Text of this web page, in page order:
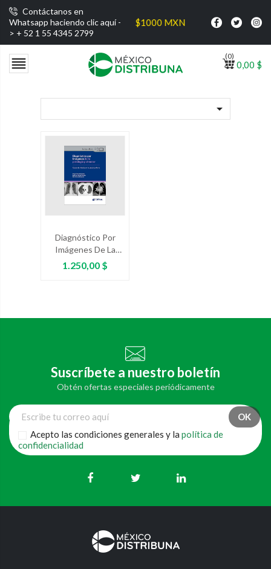
Contáctanos en
Whatsapp haciendo clic aquí -
> + 52 1 55 4345 2799
por compras superiores a $1000 MXN
 0,00 $
(0)

Diagnóstico Por
Imágenes De La
Patología Pulmonar
Precio
1.250,00 $
Suscríbete a nuestro boletín
Obtén ofertas especiales periódicamente
Acepto las condiciones generales y lapolítica de
confidencialidad